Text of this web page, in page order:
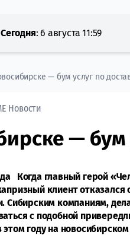
Сегодня: 6 августа 11:59
— бум услуг по
Новости
— бум
Когда главный герой
клиент
Сибирским компаниям,
с подобной
году на